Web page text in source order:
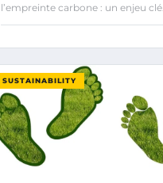
l’empreinte carbone : un enjeu clé.
SUSTAINABILITY